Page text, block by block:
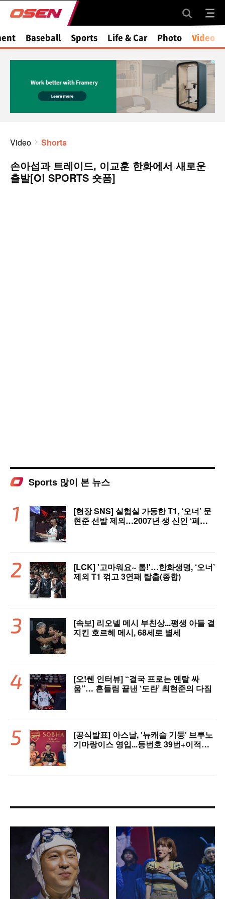
Baseball Sports Life & Car Photo Video
Video Shorts
손아섭과 트레이드, 이교훈 한화에서 새로운
출발[O! SPORTS 숏폼]
Sports 많이 본 뉴스
[현장 SNS] 실험실 가동한 T1, ‘오너’ 문
현준 선발 제외…2007년 생 신인 ‘페인
[LCK] '고마워요~ 톰!'…한화생명, ‘오너’
제외 T1 꺾고 3연패 탈출(종합)
[속보] 리오넬 메시 부친상...평생 아들 곁
지킨 호르헤 메시, 68세로 별세
[오!쎈 인터뷰] “결국 프로는 멘탈 싸
움”… 흔들림 끝낸 ‘도란’ 최현준의 다짐
[공식발표] 아스날, '뉴캐슬 기둥' 브루노
기마랑이스 영입...등번호 39번+이적료